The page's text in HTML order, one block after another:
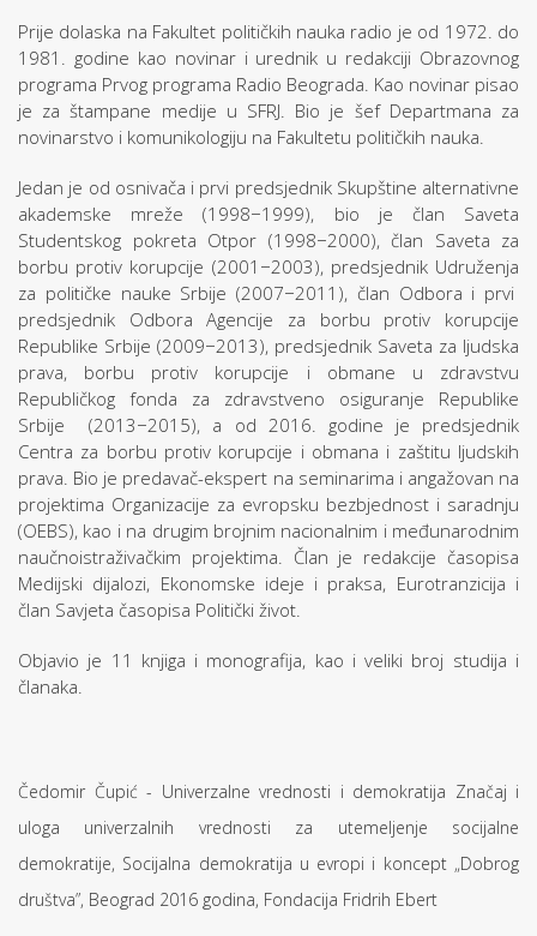
Prije dolaska na Fakultet političkih nauka radio je od 1972. do
1981. godine kao novinar i urednik u redakciji Obrazovnog
programa Prvog programa Radio Beograda. Kao novinar pisao
je za štampane medije u SFRJ. Bio je šef Departmana za
novinarstvo i komunikologiju na Fakultetu političkih nauka.
Jedan je od osnivača i prvi predsjednik Skupštine alternativne
akademske mreže (1998−1999), bio je član Saveta
Studentskog pokreta Otpor (1998−2000), član Saveta za
borbu protiv korupcije (2001−2003), predsjednik Udruženja
za političke nauke Srbije (2007−2011), član Odbora i prvi
predsjednik Odbora Agencije za borbu protiv korupcije
Republike Srbije (2009−2013), predsjednik Saveta za ljudska
prava, borbu protiv korupcije i obmane u zdravstvu
Republičkog fonda za zdravstveno osiguranje Republike
Srbije (2013−2015), a od 2016. godine je predsjednik
Centra za borbu protiv korupcije i obmana i zaštitu ljudskih
prava. Bio je predavač-ekspert na seminarima i angažovan na
projektima Organizacije za evropsku bezbjednost i saradnju
(OEBS), kao i na drugim brojnim nacionalnim i međunarodnim
naučnoistraživačkim projektima. Član je redakcije časopisa
Medijski dijalozi, Ekonomske ideje i praksa, Eurotranzicija i
član Savjeta časopisa Politički život.
Objavio je 11 knjiga i monografija, kao i veliki broj studija i
članaka.
Čedomir Čupić - Univerzalne vrednosti i demokratija Značaj i
uloga univerzalnih vrednosti za utemeljenje socijalne
demokratije, Socijalna demokratija u evropi i koncept „Dobrog
društva”, Beograd 2016 godina, Fondacija Fridrih Ebert